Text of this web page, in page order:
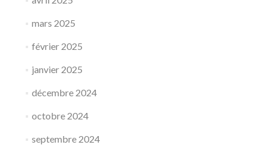
mars 2025
février 2025
janvier 2025
décembre 2024
octobre 2024
septembre 2024